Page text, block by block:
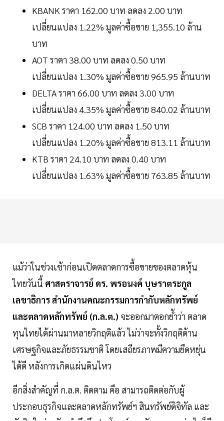
KBANK ราคา 162.00 บาท ลดลง 2.00 บาท
เปลี่ยนแปลง 1.22% มูลค่าซื้อขาย 1,355.10 ล้าน
บาท
AOT ราคา 38.00 บาท ลดลง 0.50 บาท
เปลี่ยนแปลง 1.30% มูลค่าซื้อขาย 965.95 ล้านบาท
DELTA ราคา 66.00 บาท ลดลง 3.00 บาท
เปลี่ยนแปลง 4.35% มูลค่าซื้อขาย 840.02 ล้านบาท
SCB ราคา 124.00 บาท ลดลง 1.50 บาท
เปลี่ยนแปลง 1.20% มูลค่าซื้อขาย 813.11 ล้านบาท
KTB ราคา 24.10 บาท ลดลง 0.40 บาท
เปลี่ยนแปลง 1.63% มูลค่าซื้อขาย 763.85 ล้านบาท
แม้ว่าในช่วงเช้าก่อนเปิดตลาดการซื้อขายของตลาดหุ้น
ไทยวันนี้ ศาสตราจารย์ ดร. พรอนงค์ บุษราตระกูล
เลขาธิการ สำนักงานคณะกรรมการกำกับหลักทรัพย์
และตลาดหลักทรัพย์ (ก.ล.ต.) จะออกมาตอกย้ำว่า ตลาด
ทุนไทยได้ผ่านมาหลายวิกฤติแล้ว ไม่ว่าจะทั้งวิกฤติด้าน
เศรษฐกิจและภัยธรรมชาติ โดยเสถียรภาพมีความยืดหยุ่น
ได้ดี หลังการเกิดแผ่นดินไหว
อีกสิ่งสำคัญที่ ก.ล.ต. ติดตาม คือ สามารถติดต่อกับผู้
ประกอบธุรกิจและตลาดหลักทรัพย์ฯ สินทรัพย์ดิจิทัล และ